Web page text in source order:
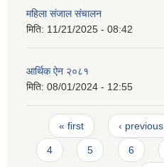
महिला संजाल संचालन
मिति: 11/21/2025 - 08:42
आर्थिक ‌ऐन २०८१
मिति: 08/01/2024 - 12:55
Pages
« first ‹ previous
4 5 6